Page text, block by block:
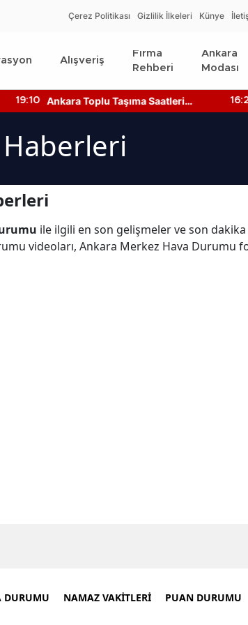
Çerez Politikası Gizlilik İlkeleri Künye
Alışveriş
Firma
Rehberi
Ankara
Modası
19:10
Ankara Toplu Taşıma Saatleri
Bilgisine Nasıl Ulaşılır?
16:22
ile ilgili en son gelişmeler ve son
videoları, Ankara Merkez Hava Durumu
DURUMU NAMAZ VAKİTLERİ PUAN DURUMU